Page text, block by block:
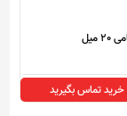
میل
تماس بگیرید